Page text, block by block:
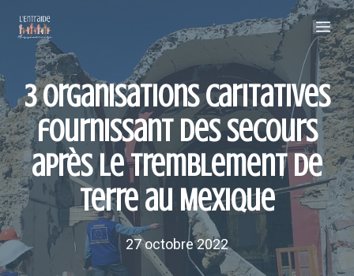
contenu
3 organisations caritatives
fournissant des secours
après le tremblement de
terre au Mexique
27 octobre 2022